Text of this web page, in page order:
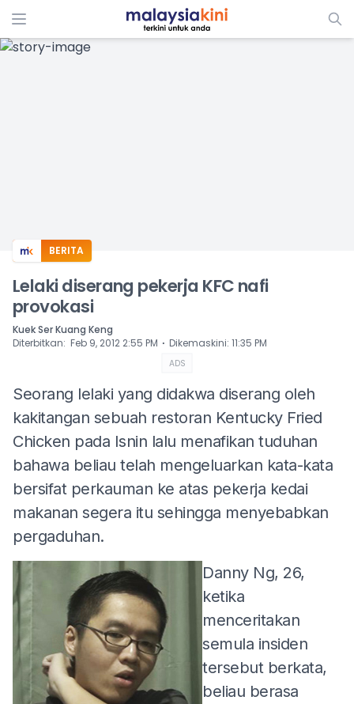
ADS
BERITA
Lelaki diserang pekerja KFC nafi
provokasi
Kuek Ser Kuang Keng
Diterbitkan: Feb 9, 2012 2:55 PM ⋅ Dikemaskini: 11:35 PM
ADS
Seorang lelaki yang didakwa diserang oleh
kakitangan sebuah restoran Kentucky Fried
Chicken pada Isnin lalu menafikan tuduhan
bahawa beliau telah mengeluarkan kata-kata
bersifat perkauman ke atas pekerja kedai
makanan segera itu sehingga menyebabkan
pergaduhan.
Danny Ng, 26,
ketika
menceritakan
semula insiden
tersebut berkata,
beliau berasa